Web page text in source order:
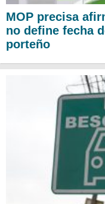
MOP precisa
no define fecha
porteño